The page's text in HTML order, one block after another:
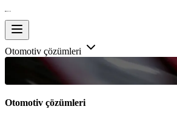
Otomotiv çözümleri
Otomotiv çözümleri